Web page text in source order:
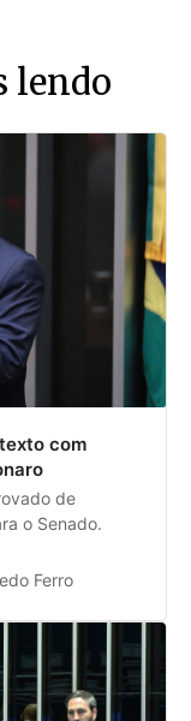
lendo
com
de
o Senado.
Ferro